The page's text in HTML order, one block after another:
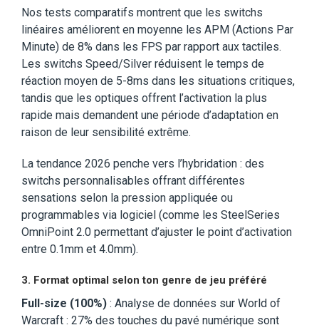
Nos tests comparatifs montrent que les switchs
linéaires améliorent en moyenne les APM (Actions Par
Minute) de 8% dans les FPS par rapport aux tactiles.
Les switchs Speed/Silver réduisent le temps de
réaction moyen de 5-8ms dans les situations critiques,
tandis que les optiques offrent l’activation la plus
rapide mais demandent une période d’adaptation en
raison de leur sensibilité extrême.
La tendance 2026 penche vers l’hybridation : des
switchs personnalisables offrant différentes
sensations selon la pression appliquée ou
programmables via logiciel (comme les SteelSeries
OmniPoint 2.0 permettant d’ajuster le point d’activation
entre 0.1mm et 4.0mm).
3. Format optimal selon ton genre de jeu préféré
Full-size (100%) : Analyse de données sur World of
Warcraft : 27% des touches du pavé numérique sont